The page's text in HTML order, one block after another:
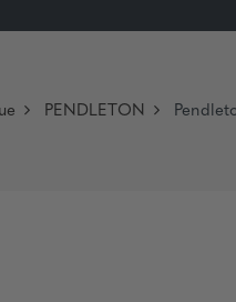
PENDLETON